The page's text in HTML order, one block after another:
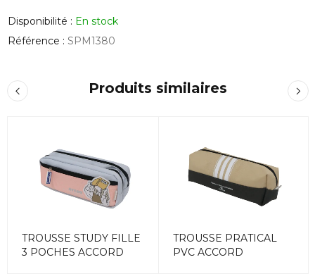
Disponibilité : En stock
Référence : SPM1380
Produits similaires
TROUSSE STUDY FILLE
3 POCHES ACCORD
TROUSSE PRATICAL
PVC ACCORD